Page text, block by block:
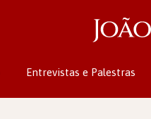
Entrevistas e Palestras